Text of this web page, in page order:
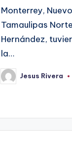
Monterrey,
Tamaulipas
Hernández,
la…
Publicado
por
Jesus Rivera